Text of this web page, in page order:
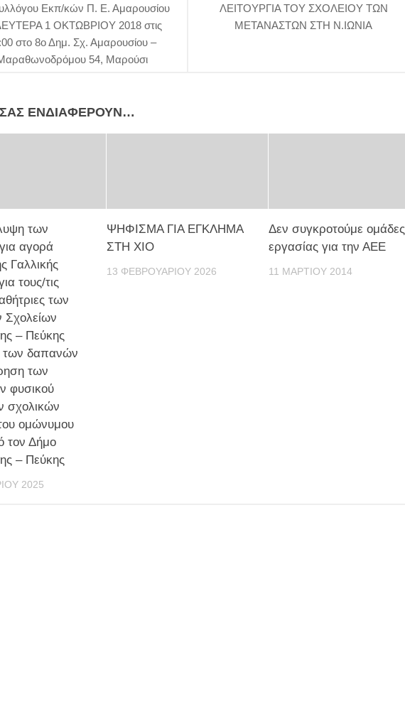
ΛΕΙΤΟΥΡΓΙΑ ΤΟΥ ΣΧΟΛΕΙΟΥ ΤΩΝ
ΜΕΤΑΝΑΣΤΩΝ ΣΤΗ Ν.ΙΩΝΙΑ
Εκπ/κών Π. Ε. Αμαρουσίου
1 ΟΚΤΩΒΡΙΟΥ 2018 στις
στο 8ο Δημ. Σχ. Αμαρουσίου –
54, Μαρούσι
ΣΑΣ ΕΝΔΙΑΦΈΡΟΥΝ…
των
αγορά
Γαλλικής
τους/τις
των
Σχολείων
– Πεύκης
των δαπανών
των
φυσικού
σχολικών
ομώνυμου
τον Δήμο
– Πεύκης
2025
ΨΗΦΙΣΜΑ ΓΙΑ ΕΓΚΛΗΜΑ
ΣΤΗ ΧΙΟ
13 ΦΕΒΡΟΥΑΡΊΟΥ 2026
Δεν συγκροτούμε ομάδες
εργασίας για την ΑΕΕ
11 ΜΑΡΤΊΟΥ 2014